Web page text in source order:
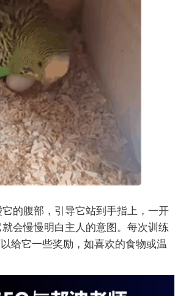
的腹部，引导它站到手指上，一开
会慢慢明白主人的意图。每次训练
给它一些奖励，如喜欢的食物或温